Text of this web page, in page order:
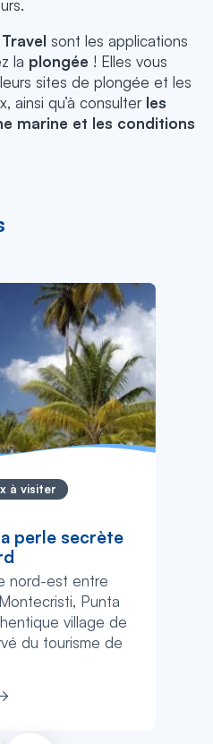
sont les applications
la plongée ! Elles vous
sites de plongée et les
ainsi qu’à consulter les
marine et les conditions
à visiter
perle secrète
nord-est entre
Punta
village de
du tourisme de